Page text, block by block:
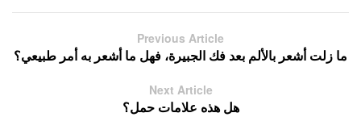
Previous Article
ما زلت أشعر بالألم بعد فك الجبيرة، فهل ما أشعر به أمر طبيعي؟
Next Article
هل هذه علامات حمل؟